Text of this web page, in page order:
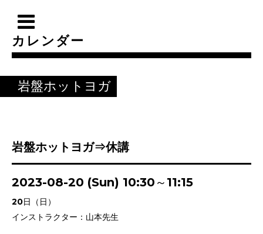
カレンダー
岩盤ホットヨガ
岩盤ホットヨガ⇒休講
2023-08-20 (Sun) 10:30～11:15
20日（日）
インストラクター：山本先生